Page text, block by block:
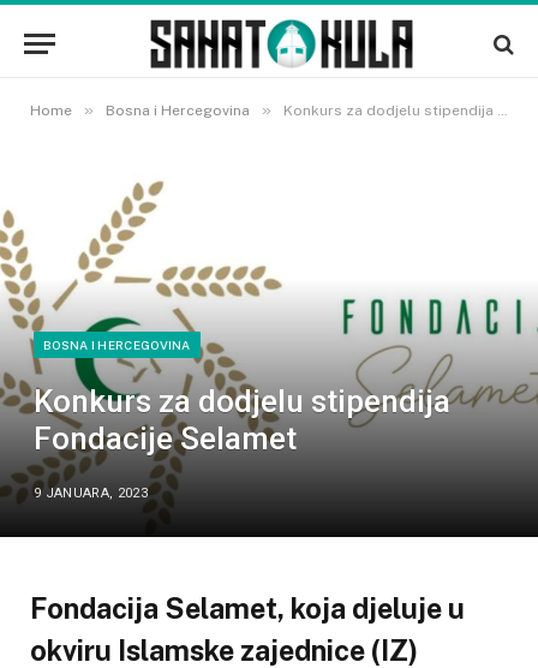
Home » Bosna i Hercegovina » Konkurs za dodjelu stipendija Fondacije Selamet
BOSNA I HERCEGOVINA
Konkurs za dodjelu stipendija
Fondacije Selamet
9 JANUARA, 2023
Fondacija Selamet, koja djeluje u
okviru Islamske zajednice (IZ)